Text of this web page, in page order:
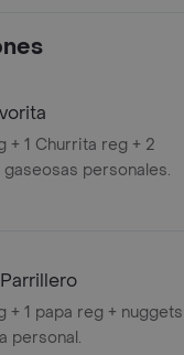
+ 1 Churrita reg + 2
personales.
+ 1 papa reg + nuggets
personal.